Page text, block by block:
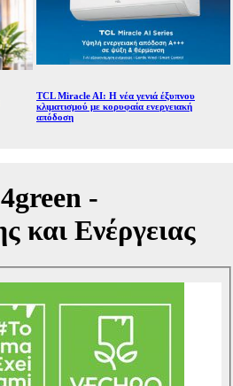
TCL Miracle AI: Η νέα γενιά έξυπνου
κλιματισμού με κορυφαία ενεργειακή
απόδοση